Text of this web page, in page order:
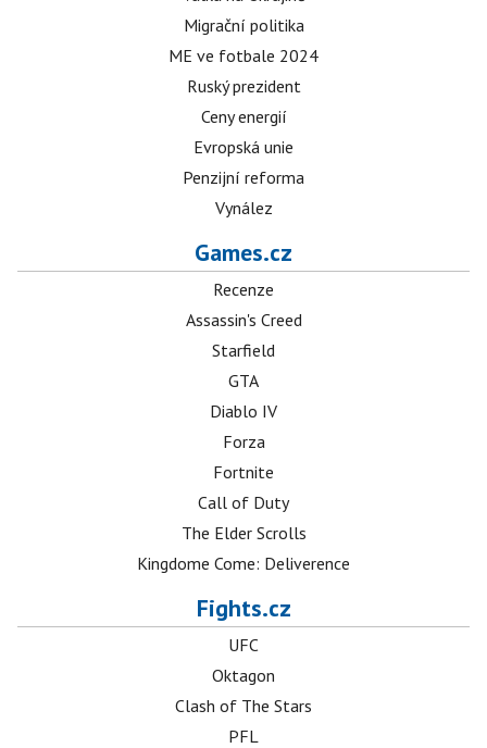
Migrační politika
ME ve fotbale 2024
Ruský prezident
Ceny energií
Evropská unie
Penzijní reforma
Vynález
Games.cz
Recenze
Assassin's Creed
Starfield
GTA
Diablo IV
Forza
Fortnite
Call of Duty
The Elder Scrolls
Kingdome Come: Deliverence
Fights.cz
UFC
Oktagon
Clash of The Stars
PFL